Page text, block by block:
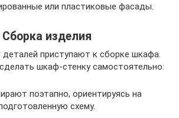
или пластиковые фасады.
Сборка изделия
приступают к сборке шкафа.
шкаф-стенку самостоятельно:
поэтапно, ориентируясь на
схему.